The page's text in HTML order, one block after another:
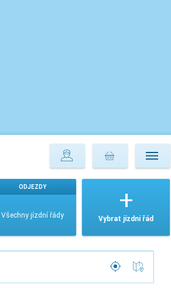
ODJEZDY
Všechny jízdní řády Vybrat jízdní řád